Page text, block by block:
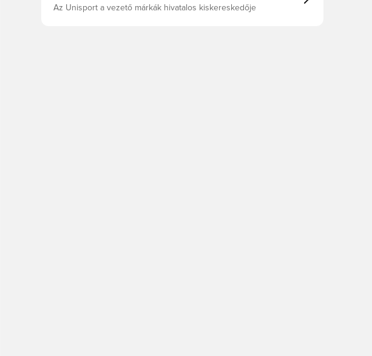
Az Unisport a vezető márkák hivatalos kiskereskedője